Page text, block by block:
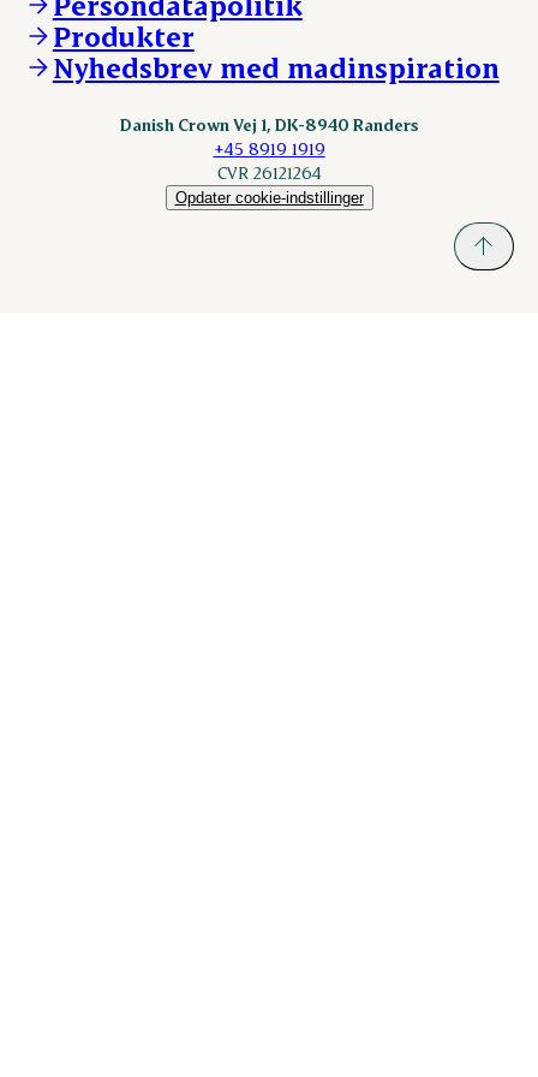
KLS.se
nordicspoor.com
Scanhide.dk
Produkter
Nyhedsbrev med madinspiration
Danish Crown Vej 1, DK-8940 Randers
+45 8919 1919
CVR 26121264
Opdater cookie-indstillinger